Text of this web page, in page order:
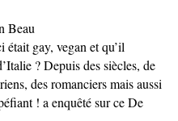
Beau
gay, vegan et qu’il
? Depuis des siècles, de
des romanciers mais aussi
! a enquêté sur ce De